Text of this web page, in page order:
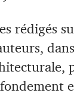
rédigés